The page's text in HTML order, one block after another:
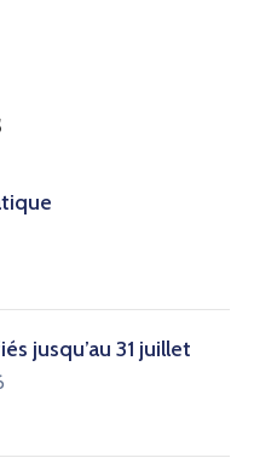
jusqu’au 31 juillet